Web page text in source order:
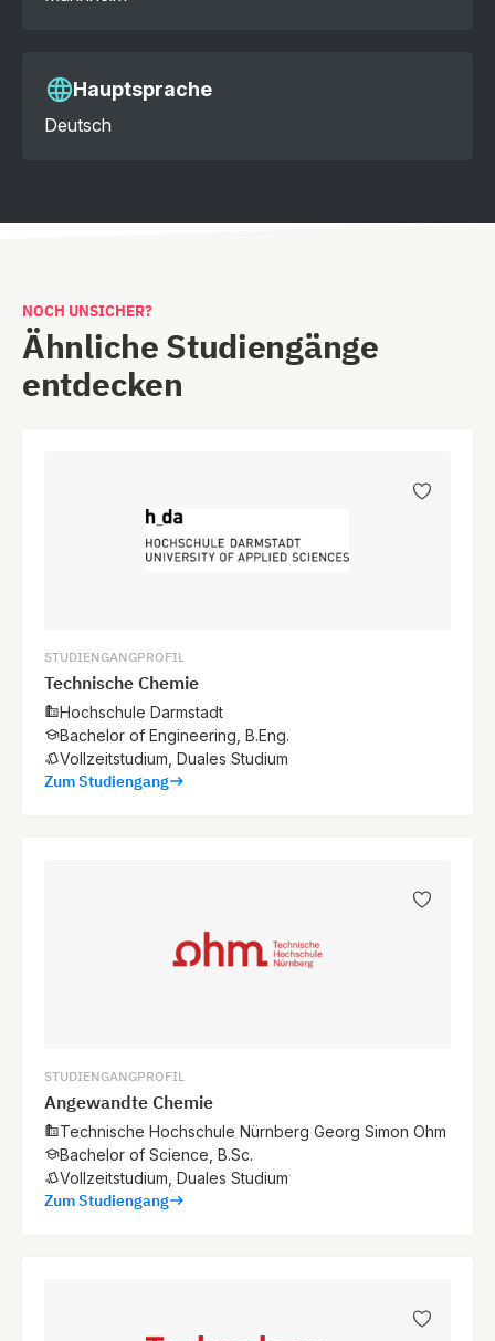
Hauptsprache
Deutsch
NOCH UNSICHER?
Ähnliche Studiengänge
entdecken
STUDIENGANGPROFIL
Technische Chemie
Hochschule Darmstadt
Bachelor of Engineering, B.Eng.
Vollzeitstudium, Duales Studium
Zum Studiengang
STUDIENGANGPROFIL
Angewandte Chemie
Technische Hochschule Nürnberg Georg Simon Ohm
Bachelor of Science, B.Sc.
Vollzeitstudium, Duales Studium
Zum Studiengang